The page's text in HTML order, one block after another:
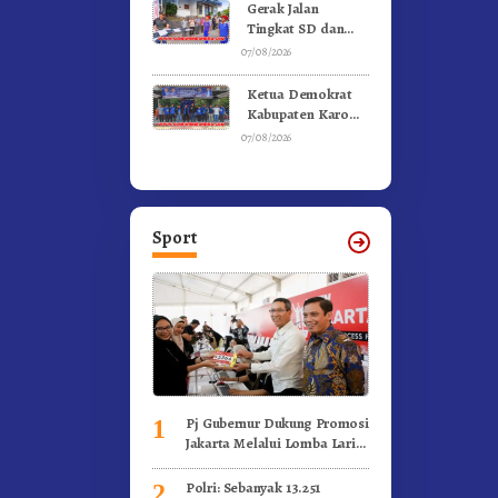
Gerak Jalan
Tingkat SD dan
SMP Untuk
Ke-81 Dibuka
Sekda Karo
07/08/2026
Ketua Demokrat
Kabupaten Karo
Pimpin Laskar Biru
07/08/2026
Sport
1
Pj Gubernur Dukung Promosi
Jakarta Melalui Lomba Lari
Polri: Sebanyak 13.251